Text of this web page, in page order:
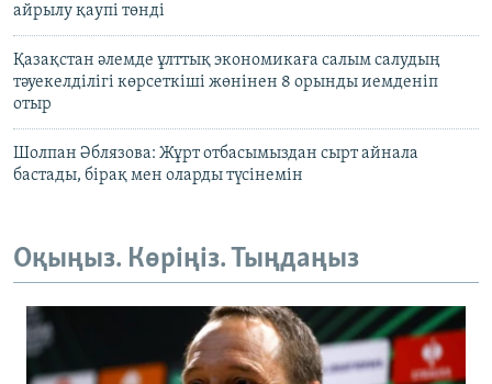
айрылу қаупі төнді
Қазақстан әлемде ұлттық экономикаға салым салудың
тәуекелділігі көрсеткіші жөнінен 8 орынды иемденіп
отыр
Шолпан Әблязова: Жұрт отбасымыздан сырт айнала
бастады, бірақ мен оларды түсінемін
Оқыңыз. Көріңіз. Тыңдаңыз